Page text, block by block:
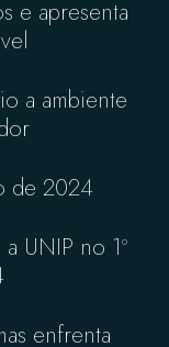
e apresenta
a ambiente
de 2024
UNIP no 1º
enfrenta